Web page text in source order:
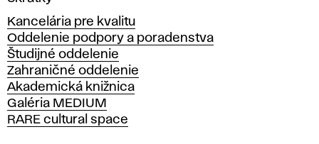
s
o
k
á
š
k
o
Kancelária pre kvalitu
Oddelenie podpory a poradenstva
Študijné oddelenie
Zahraničné oddelenie
Akademická knižnica
Galéria MEDIUM
RARE cultural space